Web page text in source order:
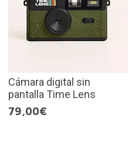
Cámara digital sin
pantalla Time Lens
79,00€